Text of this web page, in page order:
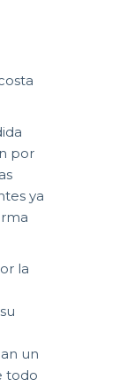
por
ya
la
un
todo